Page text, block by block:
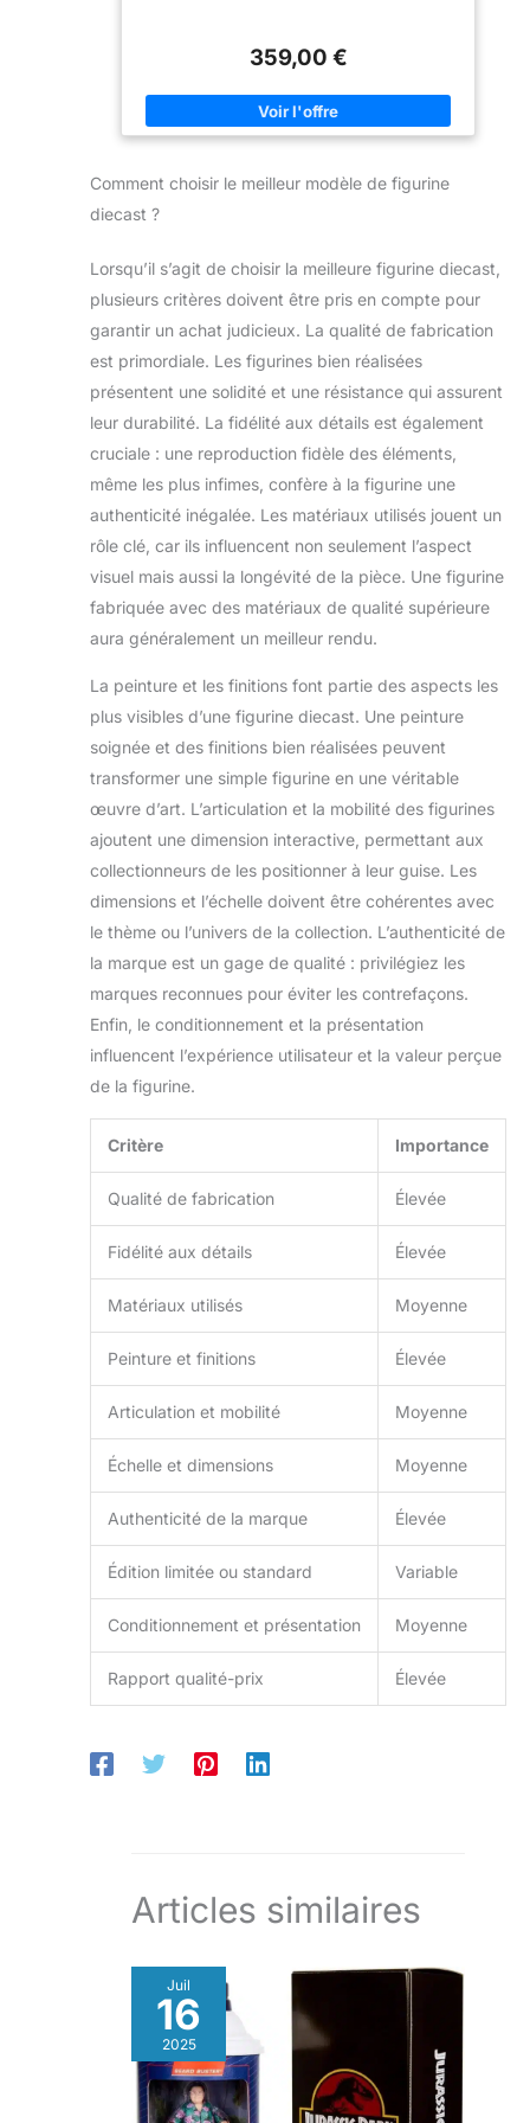
réglage de l'angle plus
facile. Ce jouet Optimus
aux divers besoins du
joueur pour de multiples
formes de combat, offrant
【Kit de modèle premium
Transformers】Avec une
hauteur de 20 cm / 7,87
d'Optimus Prime présente
la peinture d'usure
exclusive qui recrée
marques de bataille des
permettant au héros dans
votre cœur de se
présenter au-delà du film.
Couplé avec 7 pièces
ce jouet Transformer
affiche une qualité
distinctivement lourde. De
plus, les yeux ainsi que
les Ion Blasters sont
équipés de lumières LED
magnétiquement, offrant
trois modes d’éclairage
différents 【Excellent
ajout à votre collection】
Fabriqué à partir de
avec des articulations
poses dynamiques, cet
Optimus Prime pré-
assemblé et hautement
articulé offre une
précise et fluide, que les
fans ou les collectionneurs
de figurines Transformers
ne voudront pas manquer !
Ce n'est pas seulement
une pièce de collection,
complément aux figurines
d'action de la série
Transformers Studio,
permettant aux
fans/collectionneurs de
ressentir le charme de
parfait : si vous achetez
pour un fan de la série de
films Transformers, un
quelqu'un qui apprécie de
Transformers Rise of the
Offrez-les pour la Journée
Halloween, Pâques,
Transformers sont plus
d'aventure, d'imagination
359,00 €
Comment choisir le meilleur modèle de figurine
diecast ?
Lorsqu’il s’agit de choisir la meilleure figurine diecast,
plusieurs critères doivent être pris en compte pour
garantir un achat judicieux. La qualité de fabrication
est primordiale. Les figurines bien réalisées
présentent une solidité et une résistance qui assurent
leur durabilité. La fidélité aux détails est également
cruciale : une reproduction fidèle des éléments,
même les plus infimes, confère à la figurine une
authenticité inégalée. Les matériaux utilisés jouent un
rôle clé, car ils influencent non seulement l’aspect
visuel mais aussi la longévité de la pièce. Une figurine
fabriquée avec des matériaux de qualité supérieure
aura généralement un meilleur rendu.
La peinture et les finitions font partie des aspects les
plus visibles d’une figurine diecast. Une peinture
soignée et des finitions bien réalisées peuvent
transformer une simple figurine en une véritable
œuvre d’art. L’articulation et la mobilité des figurines
ajoutent une dimension interactive, permettant aux
collectionneurs de les positionner à leur guise. Les
dimensions et l’échelle doivent être cohérentes avec
le thème ou l’univers de la collection. L’authenticité de
la marque est un gage de qualité : privilégiez les
marques reconnues pour éviter les contrefaçons.
Enfin, le conditionnement et la présentation
influencent l’expérience utilisateur et la valeur perçue
de la figurine.
Critère Importance
Qualité de fabrication Élevée
Fidélité aux détails Élevée
Matériaux utilisés Moyenne
Peinture et finitions Élevée
Articulation et mobilité Moyenne
Échelle et dimensions Moyenne
Authenticité de la marque Élevée
Édition limitée ou standard Variable
Conditionnement et présentation Moyenne
Rapport qualité-prix Élevée
Articles similaires
Juil
16
2025